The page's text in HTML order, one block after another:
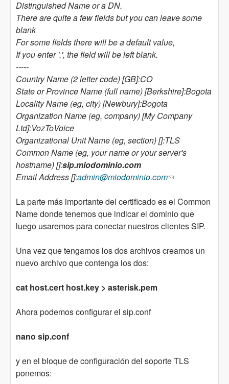
Distinguished Name or a DN.
There are quite a few fields but you can leave some
blank
For some fields there will be a default value,
If you enter '.', the field will be left blank.
-----
Country Name (2 letter code) [GB]:CO
State or Province Name (full name) [Berkshire]:Bogota
Locality Name (eg, city) [Newbury]:Bogota
Organization Name (eg, company) [My Company
Ltd]:VozToVoice
Organizational Unit Name (eg, section) []:TLS
Common Name (eg, your name or your server's
hostname) []:sip.miodominio.com
Email Address []:admin@miodominio.com(link sends e-
La parte más importante del certificado es el Common
Name donde tenemos que indicar el dominio que
luego usaremos para conectar nuestros clientes SIP.
Una vez que tengamos los dos archivos creamos un
nuevo archivo que contenga los dos:
cat host.cert host.key > asterisk.pem
Ahora podemos configurar el sip.conf
nano sip.conf
y en el bloque de configuración del soporte TLS
ponemos: